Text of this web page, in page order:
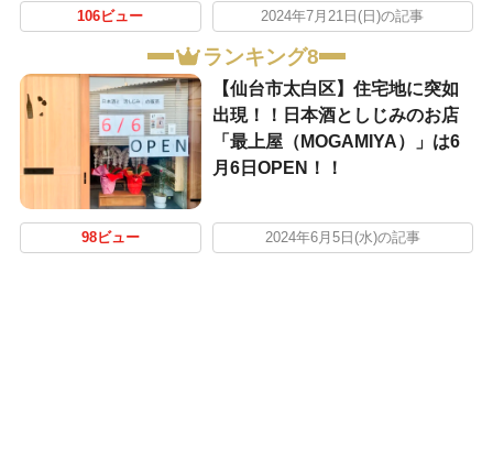
106ビュー 2024年7月21日(日)の記事
ランキング8
【仙台市太白区】住宅地に突如
出現！！日本酒としじみのお店
「最上屋（MOGAMIYA）」は6
月6日OPEN！！
98ビュー 2024年6月5日(水)の記事